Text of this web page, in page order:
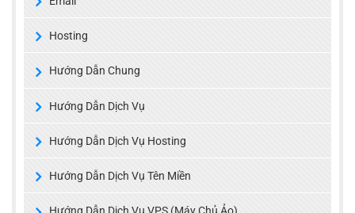
Hosting
Hướng Dẫn Chung
Hướng Dẫn Dịch Vụ
Hướng Dẫn Dịch Vụ Hosting
Hướng Dẫn Dịch Vụ Tên Miền